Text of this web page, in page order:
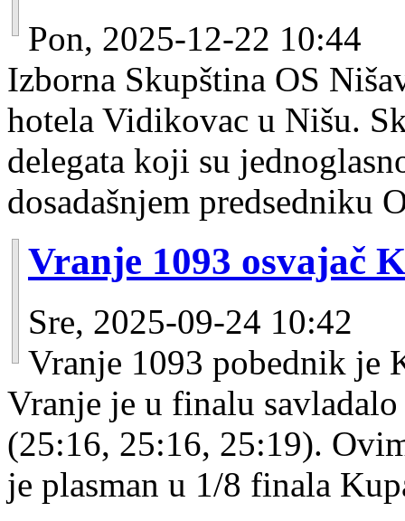
Pon, 2025-12-22 10:44
Izborna Skupština OS
hotela Vidikovac u Nišu.
delegata koji su
dosadašnjem
Vranje 1093 osvajač
Sre, 2025-09-24 10:42
Vranje 1093 pobednik je
Vranje je u finalu
(25:16, 25:16, 25:19).
je plasman u 1/8 finala